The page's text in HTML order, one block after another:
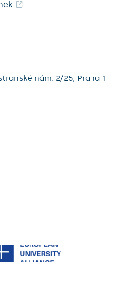
nám. 2/25, Praha 1